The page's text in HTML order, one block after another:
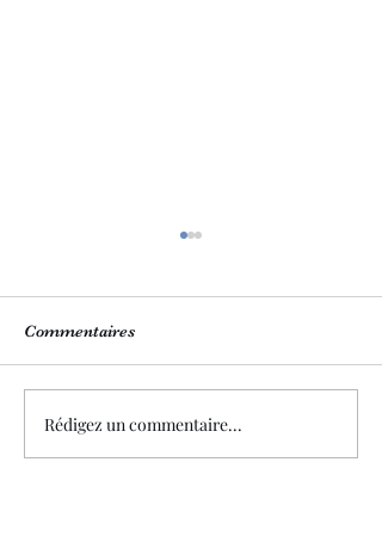
Commentaires
Rédigez un commentaire...